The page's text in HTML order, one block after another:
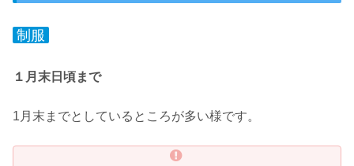
制服
１月末日頃まで
1月末までとしているところが多い様です。